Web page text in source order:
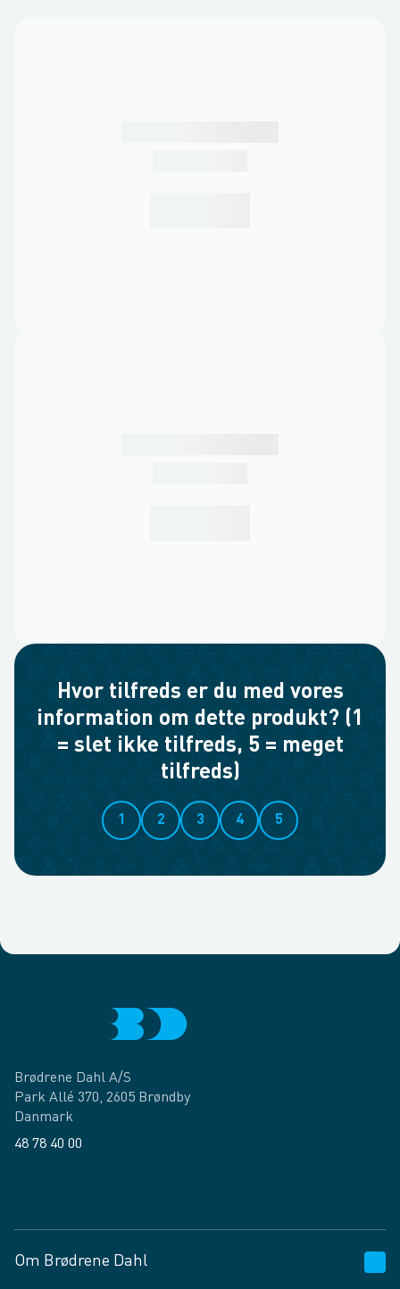
Hvor tilfreds er du med vores
information om dette produkt? (1
= slet ikke tilfreds, 5 = meget
tilfreds)
1 2 3 4 5
Brødrene Dahl A/S
Park Allé 370, 2605 Brøndby
Danmark
48 78 40 00
Om Brødrene Dahl